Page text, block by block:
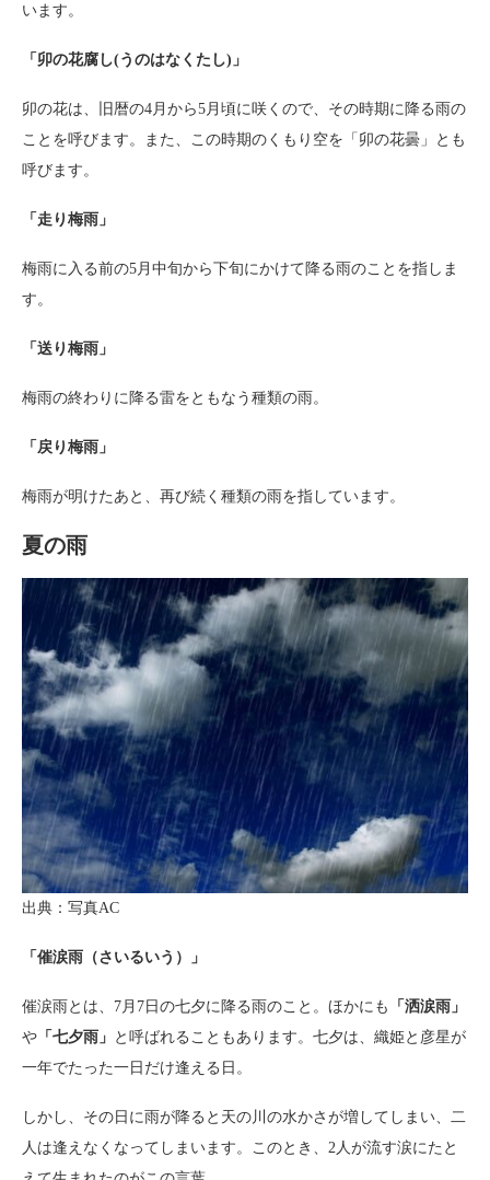
います。
「卯の花腐し(うのはなくたし)」
卯の花は、旧暦の4月から5月頃に咲くので、その時期に降る雨の
ことを呼びます。また、この時期のくもり空を「卯の花曇」とも
呼びます。
「走り梅雨」
梅雨に入る前の5月中旬から下旬にかけて降る雨のことを指しま
す。
「送り梅雨」
梅雨の終わりに降る雷をともなう種類の雨。
「戻り梅雨」
梅雨が明けたあと、再び続く種類の雨を指しています。
夏の雨
出典：写真AC
「催涙雨（さいるいう）」
催涙雨とは、7月7日の七夕に降る雨のこと。ほかにも
「洒涙雨」
や 「七夕雨」 と呼ばれることもあります。七夕は、織姫と彦星が
一年でたった一日だけ逢える日。
しかし、その日に雨が降ると天の川の水かさが増してしまい、二
人は逢えなくなってしまいます。このとき、2人が流す涙にたと